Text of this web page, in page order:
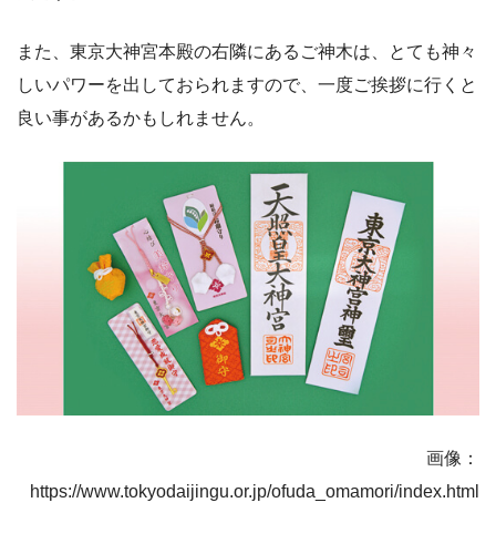
また、東京大神宮本殿の右隣にあるご神木は、とても神々
しいパワーを出しておられますので、一度ご挨拶に行くと
良い事があるかもしれません。
画像：
https://www.tokyodaijingu.or.jp/ofuda_omamori/index.html